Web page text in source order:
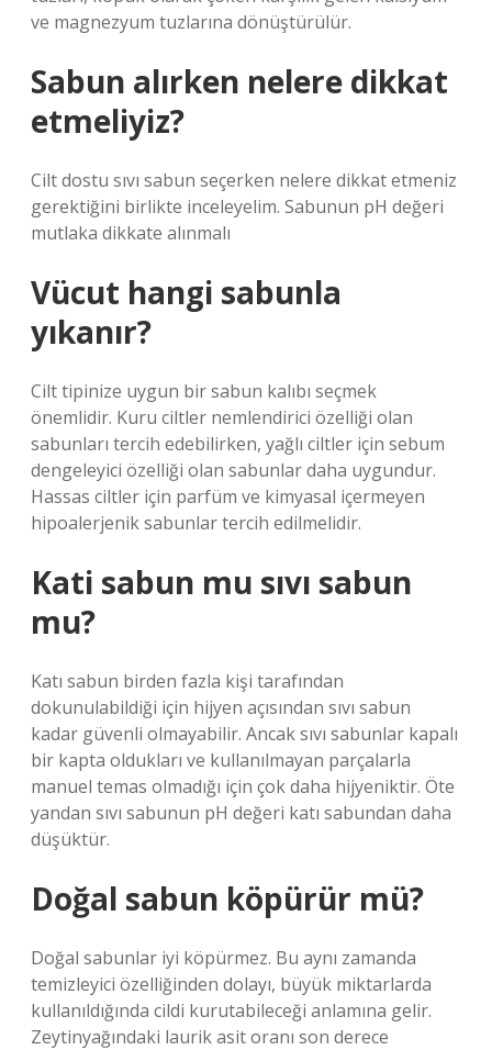
ve magnezyum tuzlarına dönüştürülür.
Sabun alırken nelere dikkat
etmeliyiz?
Cilt dostu sıvı sabun seçerken nelere dikkat etmeniz
gerektiğini birlikte inceleyelim. Sabunun pH değeri
mutlaka dikkate alınmalı
Vücut hangi sabunla
yıkanır?
Cilt tipinize uygun bir sabun kalıbı seçmek
önemlidir. Kuru ciltler nemlendirici özelliği olan
sabunları tercih edebilirken, yağlı ciltler için sebum
dengeleyici özelliği olan sabunlar daha uygundur.
Hassas ciltler için parfüm ve kimyasal içermeyen
hipoalerjenik sabunlar tercih edilmelidir.
Kati sabun mu sıvı sabun
mu?
Katı sabun birden fazla kişi tarafından
dokunulabildiği için hijyen açısından sıvı sabun
kadar güvenli olmayabilir. Ancak sıvı sabunlar kapalı
bir kapta oldukları ve kullanılmayan parçalarla
manuel temas olmadığı için çok daha hijyeniktir. Öte
yandan sıvı sabunun pH değeri katı sabundan daha
düşüktür.
Doğal sabun köpürür mü?
Doğal sabunlar iyi köpürmez. Bu aynı zamanda
temizleyici özelliğinden dolayı, büyük miktarlarda
kullanıldığında cildi kurutabileceği anlamına gelir.
Zeytinyağındaki laurik asit oranı son derece